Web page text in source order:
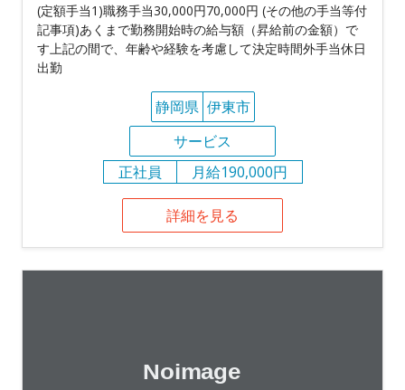
(定額手当1)職務手当30,000円70,000円 (その他の手当等付
記事項)あくまで勤務開始時の給与額（昇給前の金額）で
す上記の間で、年齢や経験を考慮して決定時間外手当休日
出勤
静岡県 伊東市
サービス
正社員
月給190,000円
詳細を見る